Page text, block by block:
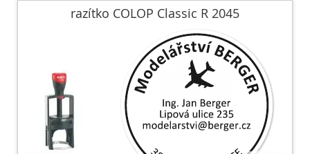
razítko COLOP Classic R 2045